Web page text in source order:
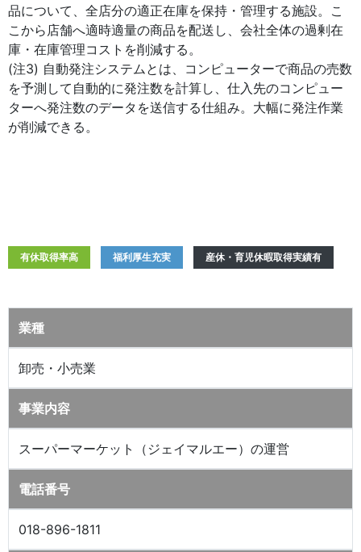
品について、全店分の適正在庫を保持・管理する施設。こ
こから店舗へ適時適量の商品を配送し、会社全体の過剰在
庫・在庫管理コストを削減する。
(注3) 自動発注システムとは、コンピューターで商品の売数
を予測して自動的に発注数を計算し、仕入先のコンピュー
ターへ発注数のデータを送信する仕組み。大幅に発注作業
が削減できる。
有休取得率高 福利厚生充実 産休・育児休暇取得実績有
業種
卸売・小売業
事業内容
スーパーマーケット（ジェイマルエー）の運営
電話番号
018-896-1811